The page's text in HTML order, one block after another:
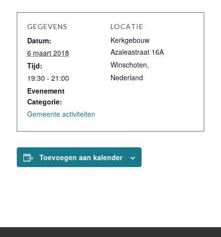
GEGEVENS
Datum:
6 maart 2018
Tijd:
19:30 - 21:00
Evenement
Categorie:
Gemeente activiteiten
LOCATIE
Kerkgebouw
Azaleastraat 16A
Winschoten,
Nederland
Toevoegen aan kalender